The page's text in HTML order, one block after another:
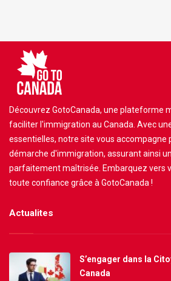
Découvrez GotoCanada, une plateforme
faciliter l'immigration au Canada. Avec
essentielles, notre site vous accompagne
démarche d'immigration, assurant ainsi
parfaitement maîtrisée. Embarquez vers
toute confiance grâce à GotoCanada !
Actualites
S’engager dans la
Canada